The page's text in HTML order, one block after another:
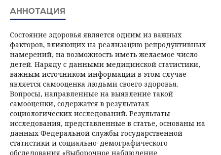
АННОТАЦИЯ
Состояние здоровья является одним из важных
факторов, влияющих на реализацию репродуктивных
намерений, на возможность иметь желаемое число
детей. Наряду с данными медицинской статистики,
важным источником информации в этом случае
является самооценка людьми своего здоровья.
Вопросы, направленные на выявление такой
самооценки, содержатся в результатах
социологических исследований. Результаты
исследования, представленные в статье, основаны на
данных Федеральной службы государственной
статистики и социально-демографического
обследования «Выборочное наблюдение